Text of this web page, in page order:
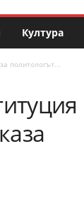
Култура
политологът...